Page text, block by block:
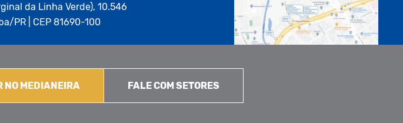
da Linha Verde), 10.546
PR | CEP 81690-100
NO MEDIANEIRA FALE COM SETORES